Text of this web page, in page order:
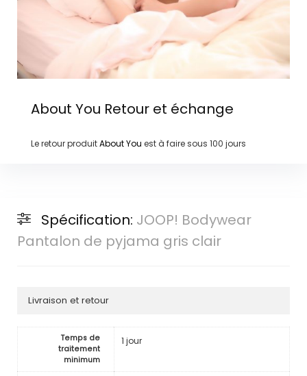
About You Retour et échange
Le retour produitAbout You est à faire sous 100 jours
Spécification: JOOP! Bodywear
Pantalon de pyjama gris clair
Livraison et retour
Temps de
traitement
minimum
1 jour